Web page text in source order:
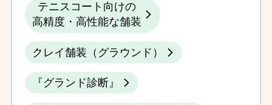
テニスコート向けの
高精度・高性能な舗装
クレイ舗装（グラウンド）
『グランド診断』